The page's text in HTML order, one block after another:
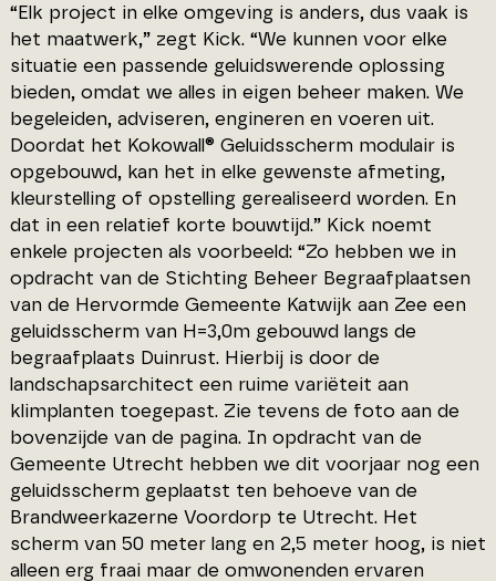
“Elk project in elke omgeving is anders, dus vaak is
het maatwerk,” zegt Kick. “We kunnen voor elke
situatie een passende geluidswerende oplossing
bieden, omdat we alles in eigen beheer maken. We
begeleiden, adviseren, engineren en voeren uit.
Doordat het Kokowall® Geluidsscherm modulair is
opgebouwd, kan het in elke gewenste afmeting,
kleurstelling of opstelling gerealiseerd worden. En
dat in een relatief korte bouwtijd.” Kick noemt
enkele projecten als voorbeeld: “Zo hebben we in
opdracht van de Stichting Beheer Begraafplaatsen
van de Hervormde Gemeente Katwijk aan Zee een
geluidsscherm van H=3,0m gebouwd langs de
begraafplaats Duinrust. Hierbij is door de
landschapsarchitect een ruime variëteit aan
klimplanten toegepast. Zie tevens de foto aan de
bovenzijde van de pagina. In opdracht van de
Gemeente Utrecht hebben we dit voorjaar nog een
geluidsscherm geplaatst ten behoeve van de
Brandweerkazerne Voordorp te Utrecht. Het
scherm van 50 meter lang en 2,5 meter hoog, is niet
alleen erg fraai maar de omwonenden ervaren